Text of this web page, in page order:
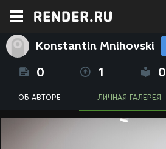
Konstantin Mnihovski
0 1 0
ОБ АВТОРЕ ЛИЧНАЯ ГАЛЕРЕЯ